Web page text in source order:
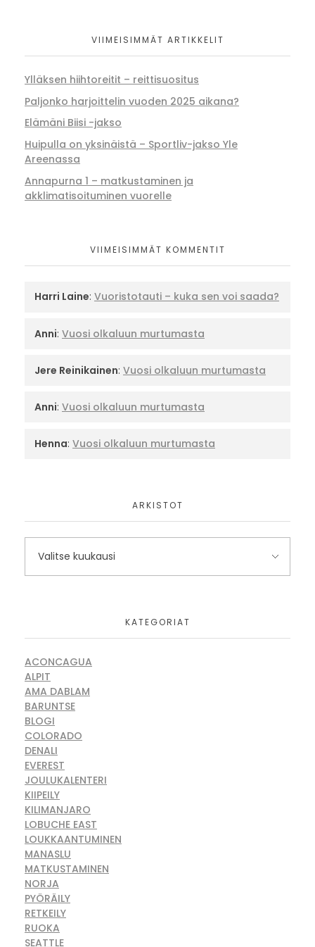
VIIMEISIMMÄT ARTIKKELIT
Ylläksen hiihtoreitit – reittisuositus
Paljonko harjoittelin vuoden 2025 aikana?
Elämäni Biisi -jakso
Huipulla on yksinäistä – Sportliv-jakso Yle
Areenassa
Annapurna 1 – matkustaminen ja
akklimatisoituminen vuorelle
VIIMEISIMMÄT KOMMENTIT
Harri Laine: Vuoristotauti – kuka sen voi saada?
Anni: Vuosi olkaluun murtumasta
Jere Reinikainen: Vuosi olkaluun murtumasta
Anni: Vuosi olkaluun murtumasta
Henna: Vuosi olkaluun murtumasta
ARKISTOT
KATEGORIAT
ACONCAGUA
ALPIT
AMA DABLAM
BARUNTSE
BLOGI
COLORADO
DENALI
EVEREST
JOULUKALENTERI
KIIPEILY
KILIMANJARO
LOBUCHE EAST
LOUKKAANTUMINEN
MANASLU
MATKUSTAMINEN
NORJA
PYÖRÄILY
RETKEILY
RUOKA
SEATTLE